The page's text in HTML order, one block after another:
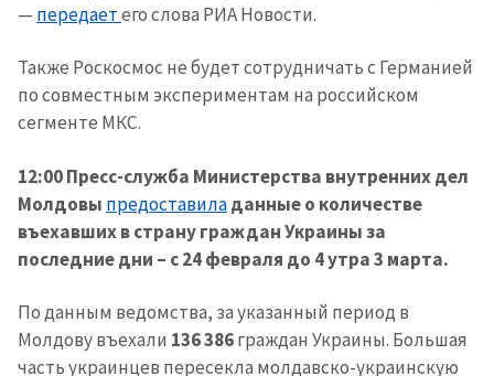
— передаетего слова РИА Новости.
Также Роскосмос не будет сотрудничать с Германией
по совместным экспериментам на российском
сегменте МКС.
12:00 Пресс-служба Министерства внутренних дел
Молдовы предоставиладанные о количестве
въехавших в страну граждан Украины за
последние дни – с 24 февраля до 4 утра 3 марта.
По данным ведомства, за указанный период в
Молдову въехали 136 386граждан Украины. Большая
часть украинцев пересекла молдавско-украинскую